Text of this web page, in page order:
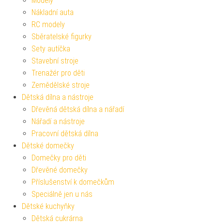
Nákladní auta
RC modely
Sběratelské figurky
Sety autíčka
Stavební stroje
Trenažér pro děti
Zemědělské stroje
Dětská dílna a nástroje
Dřevěná dětská dílna a nářadí
Nářadí a nástroje
Pracovní dětská dílna
Dětské domečky
Domečky pro děti
Dřevěné domečky
Příslušenství k domečkům
Speciálně jen u nás
Dětské kuchyňky
Dětská cukrárna